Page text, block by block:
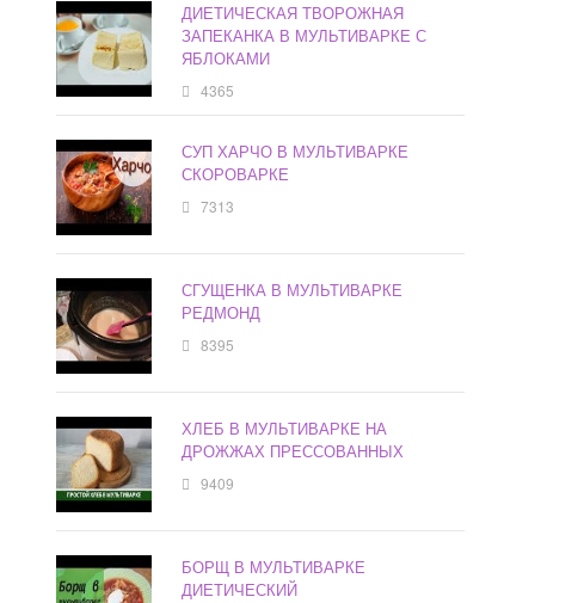
ДИЕТИЧЕСКАЯ ТВОРОЖНАЯ
ЗАПЕКАНКА В МУЛЬТИВАРКЕ С
ЯБЛОКАМИ
4365
СУП ХАРЧО В МУЛЬТИВАРКЕ
СКОРОВАРКЕ
7313
СГУЩЕНКА В МУЛЬТИВАРКЕ
РЕДМОНД
8395
ХЛЕБ В МУЛЬТИВАРКЕ НА
ДРОЖЖАХ ПРЕССОВАННЫХ
9409
БОРЩ В МУЛЬТИВАРКЕ
ДИЕТИЧЕСКИЙ